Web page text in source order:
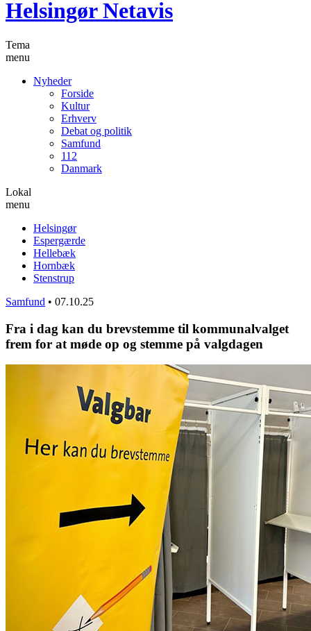
Helsingør Netavis
Tema
menu
Nyheder
Forside
Kultur
Erhverv
Debat og politik
Samfund
112
Danmark
Lokal
menu
Helsingør
Espergærde
Hellebæk
Hornbæk
Stenstrup
Samfund • 07.10.25
Fra i dag kan du brevstemme til kommunalvalget
frem for at møde op og stemme på valgdagen